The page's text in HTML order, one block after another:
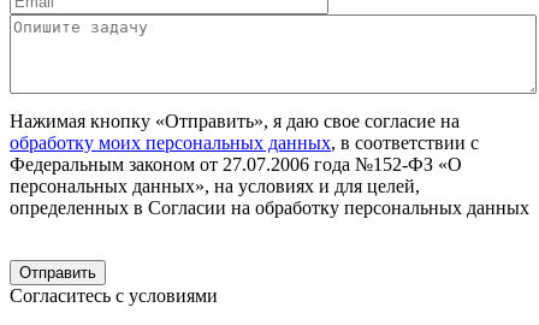
Нажимая кнопку «Отправить», я даю свое согласие на
обработку моих персональных данных, в соответствии с
Федеральным законом от 27.07.2006 года №152-ФЗ «О
персональных данных», на условиях и для целей,
определенных в Согласии на обработку персональных данных
Согласитесь с условиями